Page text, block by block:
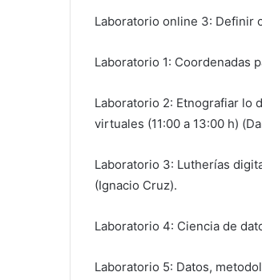
Laboratorio online 3: Definir
Laboratorio 1: Coordenadas
Laboratorio 2: Etnografiar lo
virtuales (11:00 a 13:00 h)
Laboratorio 3: Lutherías
(Ignacio Cruz).
Laboratorio 4: Ciencia de
Laboratorio 5: Datos,